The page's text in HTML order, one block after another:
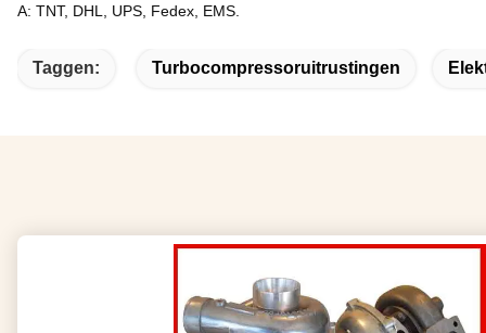
A: TNT, DHL, UPS, Fedex, EMS.
Taggen: Turbocompressoruitrustingen